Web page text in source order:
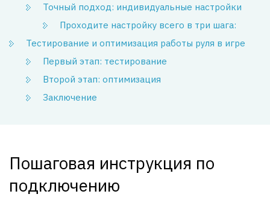
Точный подход: индивидуальные настройки
Проходите настройку всего в три шага:
Тестирование и оптимизация работы руля в игре
Первый этап: тестирование
Второй этап: оптимизация
Заключение
Пошаговая инструкция по
подключению